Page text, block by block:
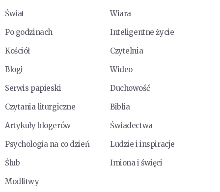
Świat
Wiara
Po godzinach
Inteligentne życie
Kościół
Czytelnia
Blogi
Wideo
Serwis papieski
Duchowość
Czytania liturgiczne
Biblia
Artykuły blogerów
Świadectwa
Psychologia na co dzień
Ludzie i inspiracje
Ślub
Imiona i święci
Modlitwy